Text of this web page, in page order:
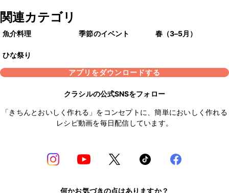
関連カテゴリ
魚介料理 季節のイベント 春（3–5月）
ひな祭り
アプリをダウンロードする
クラシルの公式SNSをフォロー
「きちんとおいしく作れる」をコンセプトに、簡単においしく作れる
レシピ動画を毎日配信しています。
何かお気づきの点はありますか？